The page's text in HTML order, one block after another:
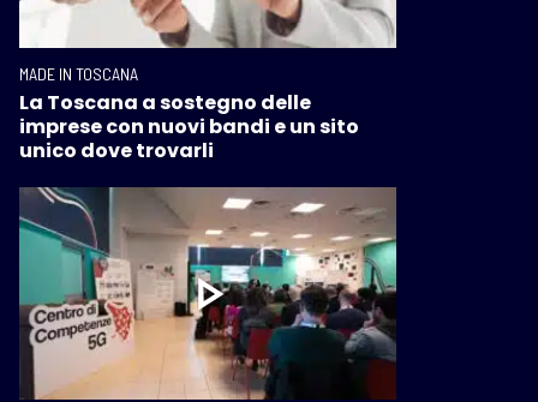
MADE IN TOSCANA
La Toscana a sostegno delle
imprese con nuovi bandi e un sito
unico dove trovarli